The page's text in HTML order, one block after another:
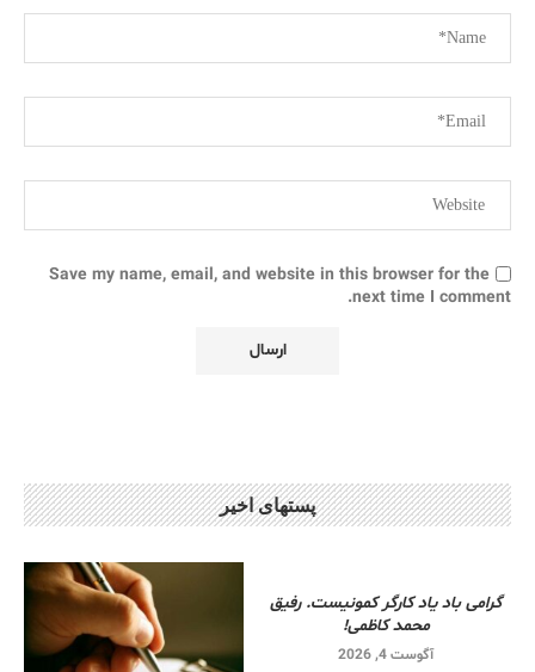
Save my name, email, and website in this browser for the
next time I comment.
پستهای اخیر
گرامی باد یاد کارگر کمونیست. رفیق
محمد کاظمی!
آگوست 4, 2026